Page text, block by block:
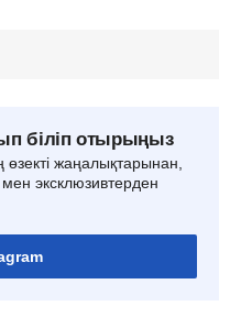
біліп отырыңыз
жаңалықтарынан,
эксклюзивтерден